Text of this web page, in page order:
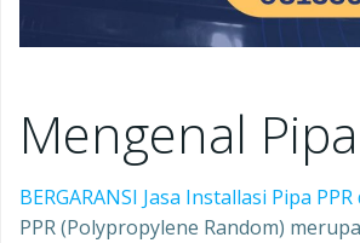
Mengenal
BERGARANSI Jasa Installasi Pipa
PPR (Polypropylene Random)